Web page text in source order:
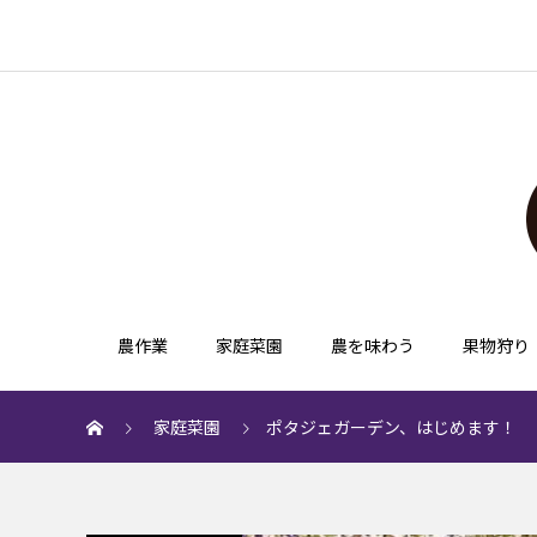
農作業 家庭菜園 農を味わう 果物狩り
家庭菜園 ポタジェガーデン、はじめます！